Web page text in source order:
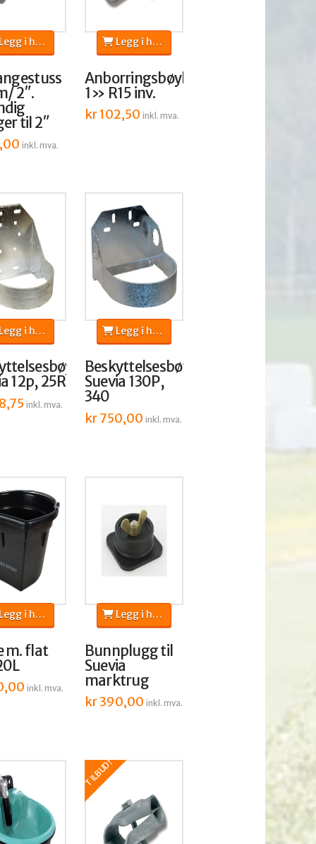
2″.
til 2″
inkl. mva.
i handlekurv
Anborringsbøyle
1» R15 inv.
kr102,50 inkl. mva.
Legg i handlekurv
12p, 25R
inkl. mva.
i handlekurv
Beskyttelsesbøyle
Suevia 130P,
340
kr750,00 inkl. mva.
Legg i handlekurv
m. flat
inkl. mva.
i handlekurv
Bunnplugg til
Suevia
marktrug
kr390,00 inkl. mva.
Legg i handlekurv
TILBUD!